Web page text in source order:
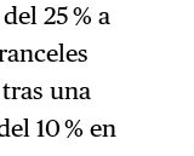
25 % a
una
10 % en